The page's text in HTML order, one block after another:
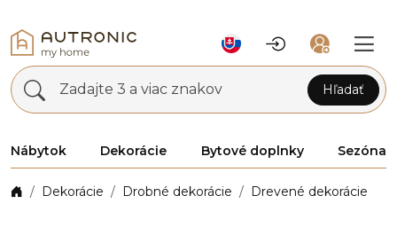
Zadajte 3 a viac znakov Hľadať
Nábytok Dekorácie Bytové doplnky Sezóna
Dekorácie Drobné dekorácie Drevené dekorácie